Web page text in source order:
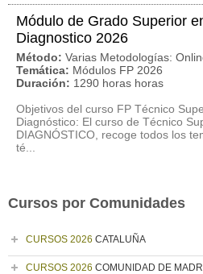
Módulo de Grado Superior
Diagnostico 2026
Método: Varias Metodologías:
Temática: Módulos FP 2026
Duración: 1290 horas horas
Objetivos del curso FP Técnico
Diagnóstico: El curso de Técnico
DIAGNÓSTICO, recoge todos los
té...
Cursos por Comunidades
CURSOS 2026 CATALUÑA
CURSOS 2026 COMUNIDAD DE